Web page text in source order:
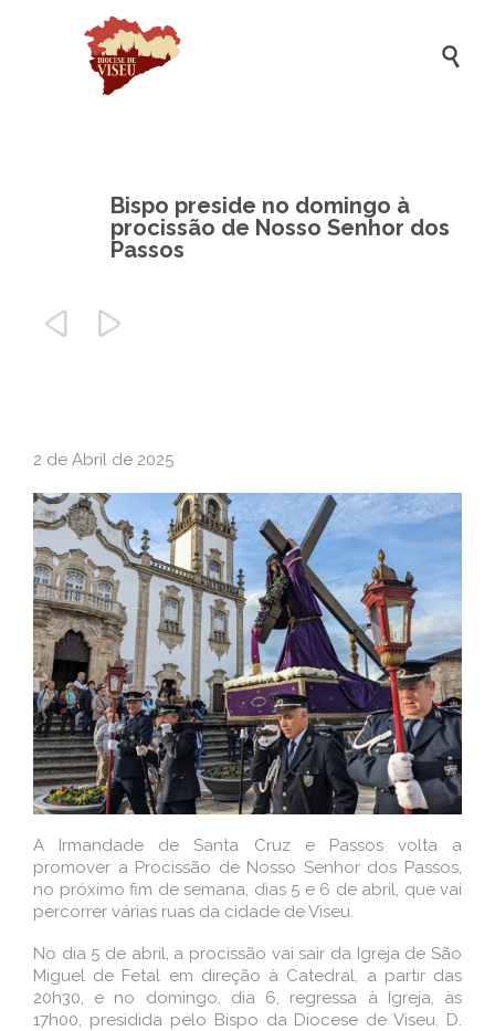

Bispo preside no domingo à
procissão de Nosso Senhor dos
Passos
 
2 de Abril de 2025
A Irmandade de Santa Cruz e Passos volta a
promover a Procissão de Nosso Senhor dos Passos,
no próximo fim de semana, dias 5 e 6 de abril, que vai
percorrer várias ruas da cidade de Viseu.
No dia 5 de abril, a procissão vai sair da Igreja de São
Miguel de Fetal em direção à Catedral, a partir das
20h30, e no domingo, dia 6, regressa à Igreja, às
17h00, presidida pelo Bispo da Diocese de Viseu, D.